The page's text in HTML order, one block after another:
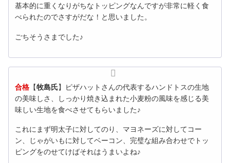
基本的に重くなりがちなトッピングなんですが非常に軽く食
べられたのでさすがだな！と思いました。
ごちそうさまでした♪
合格 【牧島氏】ピザハットさんの代表するハンドトスの生地
の美味しさ、
しっかり焼き込まれた小麦粉の風味を感じる美
味しい生地を食べさせてもらいました♪
これにまず明太子に対してのり、 マヨネーズに対してコー
ン、じゃがいもに対してベーコン、 完璧な組み合わせでトッ
ピングをのせてけばそれはうまいよね♪